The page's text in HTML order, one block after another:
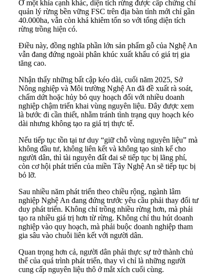
Ở một khía cạnh khác, diện tích rừng được cấp chứng chỉ
quản lý rừng bền vững FSC trên địa bàn tỉnh mới chỉ gần
40.000ha, vẫn còn khá khiêm tốn so với tổng diện tích
rừng trồng hiện có.
Điều này, đồng nghĩa phần lớn sản phẩm gỗ của Nghệ An
vẫn đang đứng ngoài phân khúc xuất khẩu có giá trị gia
tăng cao.
Nhận thấy những bất cập kéo dài, cuối năm 2025, Sở
Nông nghiệp và Môi trường Nghệ An đã đề xuất rà soát,
chấm dứt hoặc hủy bỏ quy hoạch đối với nhiều doanh
nghiệp chậm triển khai vùng nguyên liệu. Đây được xem
là bước đi cần thiết, nhằm tránh tình trạng quy hoạch kéo
dài nhưng không tạo ra giá trị thực tế.
Nếu tiếp tục tồn tại tư duy “giữ chỗ vùng nguyên liệu” mà
không đầu tư, không liên kết và không tạo sinh kế cho
người dân, thì tài nguyên đất đai sẽ tiếp tục bị lãng phí,
còn cơ hội phát triển của miền Tây Nghệ An sẽ tiếp tục bị
bỏ lỡ.
Sau nhiều năm phát triển theo chiều rộng, ngành lâm
nghiệp Nghệ An đang đứng trước yêu cầu phải thay đổi tư
duy phát triển. Không chỉ trồng nhiều rừng hơn, mà phải
tạo ra nhiều giá trị hơn từ rừng. Không chỉ thu hút doanh
nghiệp vào quy hoạch, mà phải buộc doanh nghiệp tham
gia sâu vào chuỗi liên kết với người dân.
Quan trọng hơn cả, người dân phải thực sự trở thành chủ
thể của quá trình phát triển, thay vì chỉ là những người
cung cấp nguyên liệu thô ở mắt xích cuối cùng.